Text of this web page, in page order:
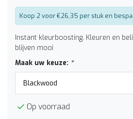
Koop 2 voor €26,35 per stuk en
Instant kleurboosting. Kleuren en
blijven mooi
Maak uw keuze: *
Op voorraad